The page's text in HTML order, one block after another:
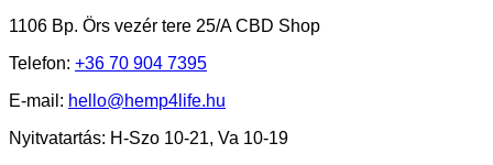
1106 Bp. Örs vezér tere 25/A CBD Shop
Telefon: +36 70 904 7395
E-mail: hello@hemp4life.hu
Nyitvatartás: H-Szo 10-21, Va 10-19